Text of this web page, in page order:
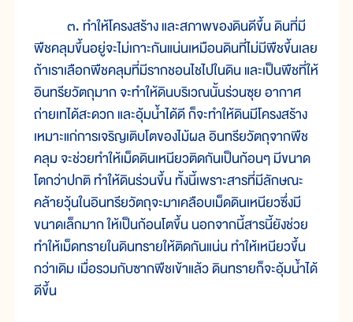
๓. ทำให้โครงสร้าง และสภาพของดินดีขึ้น ดินที่มี
พืชคลุมขึ้นอยู่จะไม่เกาะกันแน่นเหมือนดินที่ไม่มีพืชขึ้นเลย
ถ้าเราเลือกพืชคลุมที่มีรากชอนไชไปในดิน และเป็นพืชที่ให้
อินทรียวัตถุมาก จะทำให้ดินบริเวณนั้นร่วนซุย อากาศ
ถ่ายเทได้สะดวก และอุ้มน้ำได้ดี ก็จะทำให้ดินมีโครงสร้าง
เหมาะแก่การเจริญเติบโตของไม้ผล อินทรียวัตถุจากพืช
คลุม จะช่วยทำให้เม็ดดินเหนียวติดกันเป็นก้อนๆ มีขนาด
โตกว่าปกติ ทำให้ดินร่วนขึ้น ทั้งนี้เพราะสารที่มีลักษณะ
คล้ายวุ้นในอินทรียวัตถุจะมาเคลือบเม็ดดินเหนียวซึ่งมี
ขนาดเล็กมาก ให้เป็นก้อนโตขึ้น นอกจากนี้สารนี้ยังช่วย
ทำให้เม็ดทรายในดินทรายให้ติดกันแน่น ทำให้เหนียวขึ้น
กว่าเดิม เมื่อรวมกับซากพืชเข้าแล้ว ดินทรายก็จะอุ้มน้ำได้
ดีขึ้น